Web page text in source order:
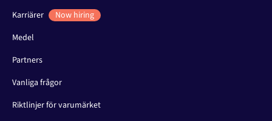
Karriärer
Now hiring
Medel
Partners
Vanliga frågor
Riktlinjer för varumärket